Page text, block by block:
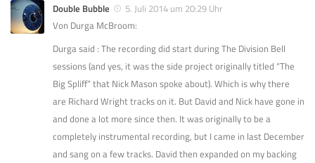
Double Bubble
5. Juli 2014 um 20:29 Uhr
Von Durga McBroom:
Durga said : The recording did start during The Division Bell
sessions (and yes, it was the side project originally titled “The
Big Spliff” that Nick Mason spoke about). Which is why there
are Richard Wright tracks on it. But David and Nick have gone in
and done a lot more since then. It was originally to be a
completely instrumental recording, but I came in last December
and sang on a few tracks. David then expanded on my backing